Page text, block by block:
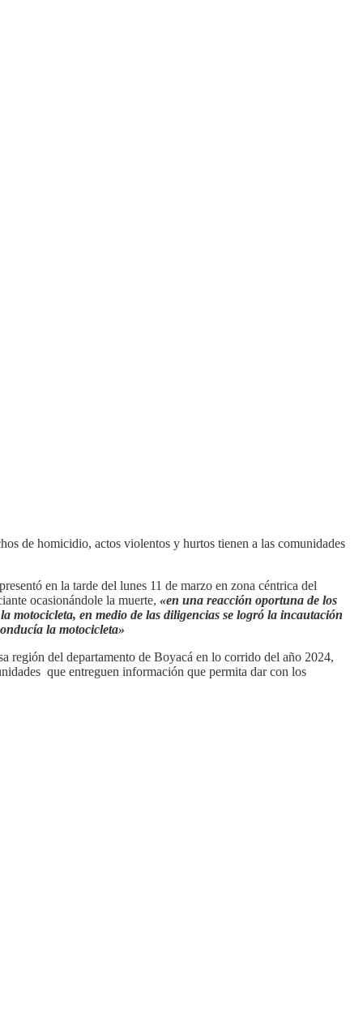
de homicidio, actos violentos y hurtos tienen a las comunidades
en la tarde del lunes 11 de marzo en zona céntrica del
ocasionándole la muerte, «en una reacción oportuna de los
motocicleta, en medio de las diligencias se logró la incautación
la motocicleta»
región del departamento de Boyacá en lo corrido del año 2024,
que entreguen información que permita dar con los